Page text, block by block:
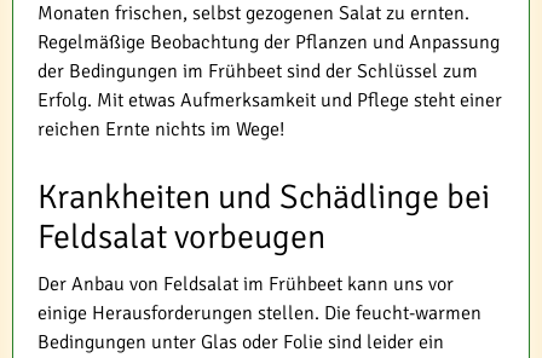
Monaten frischen, selbst gezogenen Salat zu ernten.
Regelmäßige Beobachtung der Pflanzen und Anpassung
der Bedingungen im Frühbeet sind der Schlüssel zum
Erfolg. Mit etwas Aufmerksamkeit und Pflege steht einer
reichen Ernte nichts im Wege!
Krankheiten und Schädlinge bei
Feldsalat vorbeugen
Der Anbau von Feldsalat im Frühbeet kann uns vor
einige Herausforderungen stellen. Die feucht-warmen
Bedingungen unter Glas oder Folie sind leider ein